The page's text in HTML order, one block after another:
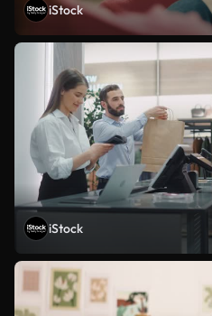
iStock
iStock